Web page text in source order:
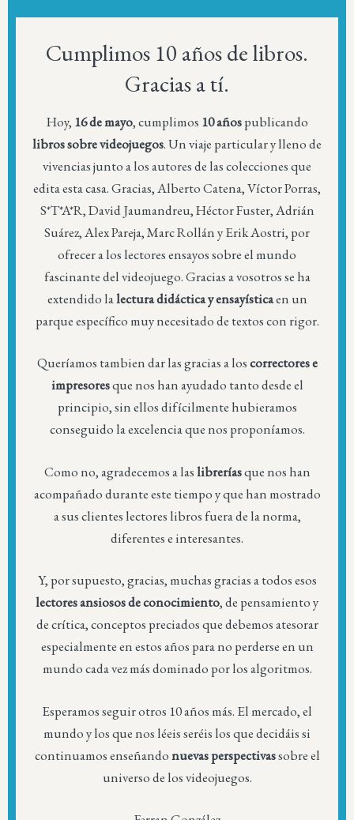
Cumplimos 10 años de libros.
Gracias a tí.
Hoy, 16 de mayo, cumplimos 10 añospublicando
libros sobre videojuegos. Un viaje particular y lleno de
vivencias junto a los autores de las colecciones que
edita esta casa. Gracias, Alberto Catena, Víctor Porras,
S*T*A*R, David Jaumandreu, Héctor Fuster, Adrián
Suárez, Alex Pareja, Marc Rollán y Erik Aostri, por
ofrecer a los lectores ensayos sobre el mundo
fascinante del videojuego. Gracias a vosotros se ha
extendido lalectura didáctica y ensayísticaen un
parque específico muy necesitado de textos con rigor.
Queríamos tambien dar las gracias a loscorrectores e
impresoresque nos han ayudado tanto desde el
principio, sin ellos difícilmente hubieramos
conseguido la excelencia que nos proponíamos.
Como no, agradecemos a laslibreríasque nos han
acompañado durante este tiempo y que han mostrado
a sus clientes lectores libros fuera de la norma,
diferentes e interesantes.
Y, por supuesto, gracias, muchas gracias a todos esos
lectores ansiosos de conocimiento, de pensamiento y
de crítica, conceptos preciados que debemos atesorar
especialmente en estos años para no perderse en un
mundo cada vez más dominado por los algoritmos.
Esperamos seguir otros 10 años más. El mercado, el
mundo y los que nos léeis seréis los que decidáis si
continuamos enseñandonuevas perspectivassobre el
universo de los videojuegos.